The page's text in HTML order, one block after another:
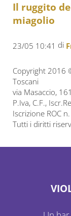
Il ruggito
miagolio
23/05 10:41 di
Copyright 2016
Toscani
via Masaccio,
P.Iva, C.F.,
Iscrizione ROC
Tutti i diritti